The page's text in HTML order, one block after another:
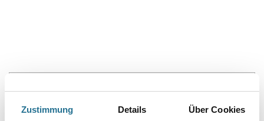
Zustimmung Details Über Cookies